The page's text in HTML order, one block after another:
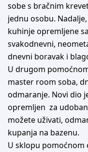
sobe s bračnim
jednu osobu.
kuhinje opremljene
svakodnevni,
dnevni boravak i
U drugom
master room soba,
odmaranje. Novi dio
opremljen za
možete uživati,
kupanja na bazenu.
U sklopu pomoćnom